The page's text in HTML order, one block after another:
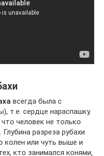
всегда была с
т.е. сердце нараспашку.
человек не только
разреза рубахи
колен или чуть выше и
кто занимался конями,